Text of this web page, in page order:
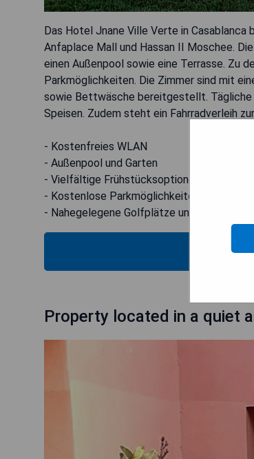
Das Hotel Jnane Ville Verte in
Anfaplace Mall und Hassan II Moschee.
einen Außenpool sowie eine Terrasse. Zu
Parkmöglichkeiten. Die Zimmer sind mit
sowie Bettwäsche bereitgestellt.
Speisen. Zudem steht ein Fahrradverleih
- Kostenfreies WLAN
- Außenpool und Garten
- Vielfältige Frühstücksoptionen
- Kostenlose Parkmöglichkeiten
- Nahegelegene Golfplätze und
Property located in a quiet